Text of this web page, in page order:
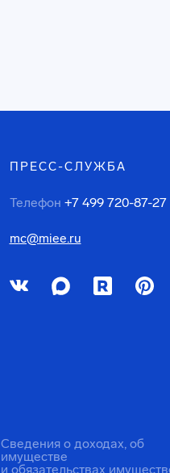
ПРЕСС-СЛУЖБА
Телефон +7 499 720-87-27
mc@miee.ru
Сведения о доходах, об
имуществе
и обязательствах